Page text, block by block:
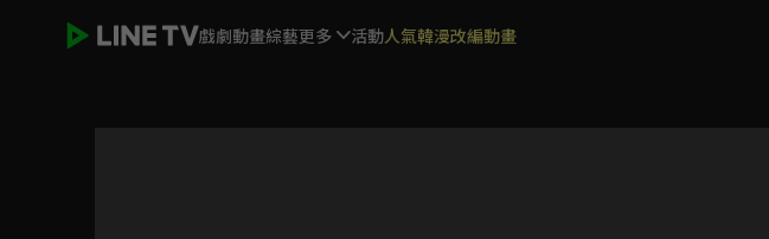
戲劇動畫綜藝更多 活動人氣韓漫改編動畫